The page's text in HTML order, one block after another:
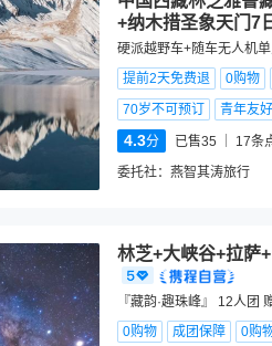
+纳木措圣象天门7
硬派越野车+随车无人机
提前2天免费退
0购物
70岁不可预订
青年友好
4.3分 已售35 17条
委托社： 燕智其涛旅行
林芝+大峡谷+拉萨
『藏韵·趣珠峰』 12人
0购物
成团保障
0购